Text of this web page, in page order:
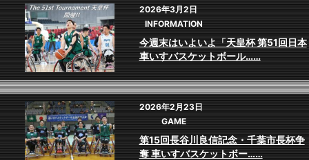
2026年3月2日
INFORMATION
今週末はいよいよ「天皇杯 第51回日本
車いすバスケットボール……
2026年2月23日
GAME
第15回長谷川良信記念・千葉市長杯争
奪 車いすバスケットボー……